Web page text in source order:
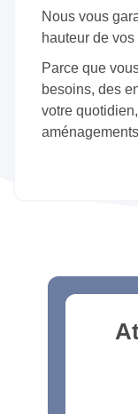
Nous vous
hauteur de
Parce que
besoins, des
votre